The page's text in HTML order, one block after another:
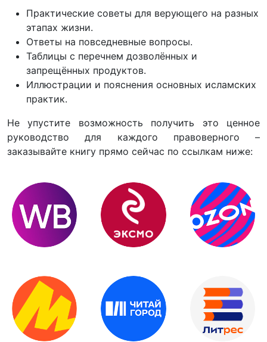
Практические советы для верующего на разных
этапах жизни.
Ответы на повседневные вопросы.
Таблицы с перечнем дозволённых и
запрещённых продуктов.
Иллюстрации и пояснения основных исламских
практик.
Не упустите возможность получить это ценное
руководство для каждого правоверного –
заказывайте книгу прямо сейчас по ссылкам ниже: